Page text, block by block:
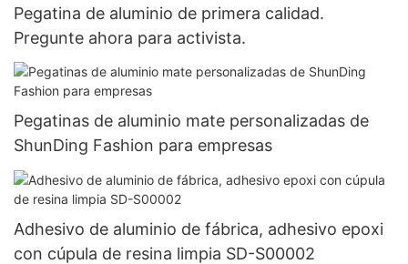
Pegatina de aluminio de primera calidad.
Pregunte ahora para activista.
Pegatinas de aluminio mate personalizadas de
ShunDing Fashion para empresas
Adhesivo de aluminio de fábrica, adhesivo epoxi
con cúpula de resina limpia SD-S00002